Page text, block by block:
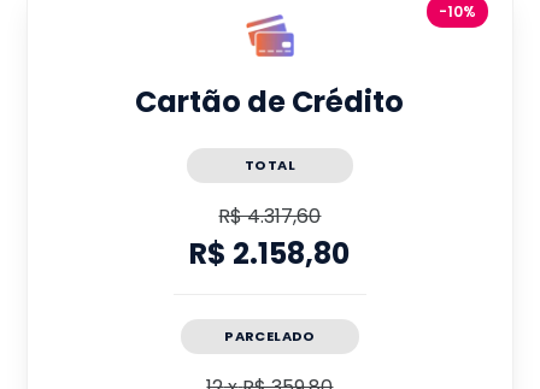
-10%
Cartão de Crédito
TOTAL
R$ 4.317,60
R$ 2.158,80
PARCELADO